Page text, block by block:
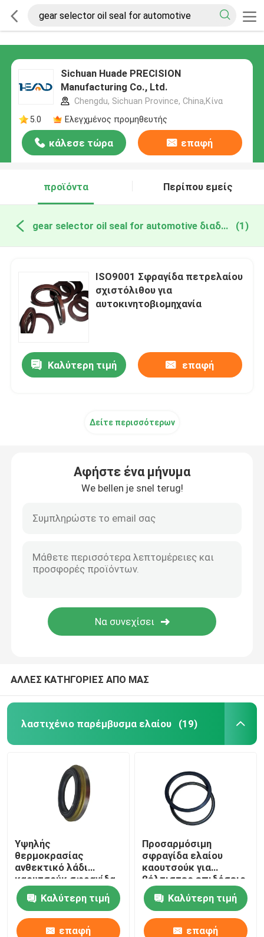
Sichuan Huade PRECISION
Manufacturing Co., Ltd.
Chengdu, Sichuan Province, China,Κίνα
5.0
Ελεγχμένος προμηθευτής
κάλεσε τώρα επαφή
προϊόντα Περίπου εμείς
gear selector oil seal for automotive διαδικτυακή κατασκευή (1)
ISO9001 Σφραγίδα πετρελαίου
σχιστόλιθου για
αυτοκινητοβιομηχανία
Καλύτερη τιμή επαφή
Δείτε περισσότερων
Αφήστε ένα μήνυμα
We bellen je snel terug!
ΑΛΛΕΣ ΚΑΤΗΓΟΡΙΕΣ ΑΠΟ ΜΑΣ
λαστιχένιο παρέμβυσμα ελαίου (19)
Υψηλής
θερμοκρασίας
ανθεκτικό λάδι
καουτσούκ σφραγίδα
Κρανκ-άξονας
μπροστινή σφραγίδα
λάδι OEM
Καλύτερη τιμή
επαφή
Προσαρμόσιμη
σφραγίδα ελαίου
καουτσούκ για
βέλτιστες επιδόσεις
σφράγισης
Καλύτερη τιμή
επαφή